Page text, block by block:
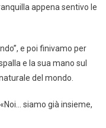
appena sentivo le
e poi finivamo per
e la sua mano sul
del mondo.
siamo già insieme,